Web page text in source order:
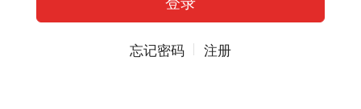
忘记密码 注册